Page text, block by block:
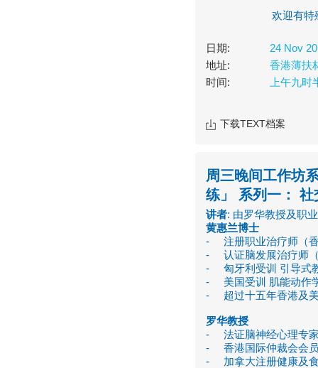
欢迎有特
日期:
24 Nov
地址:
香港薄扶
时间:
上午九
下载TEXT档案
周三晚间工作坊
练」 系列一：
讲者: 由罗华教授及职
黄惠兰博士
- 注册职业治疗师（
- 认证脑发展治疗师
- 匈牙利受训 引导式
- 美国受训 肌能动作
- 超过十五年香港及美
罗华教授
- 法证脑神经心理专
- 香港国际仲裁会会
- 加拿大注册健康及